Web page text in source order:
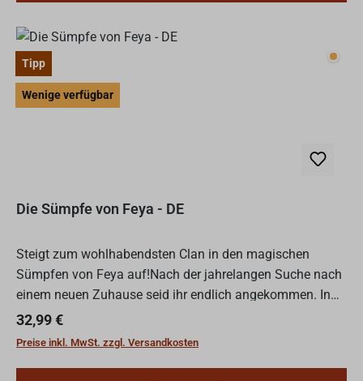
Tipp
Wenige verfügbar
Die Sümpfe von Feya - DE
Steigt zum wohlhabendsten Clan in den magischen
Sümpfen von Feya auf!Nach der jahrelangen Suche nach
einem neuen Zuhause seid ihr endlich angekommen. In
diesen moorigen Gewässern gibt es Nahrung, Mana und
sogar Schätz...
Regulärer Preis:
32,99 €
Preise inkl. MwSt. zzgl. Versandkosten